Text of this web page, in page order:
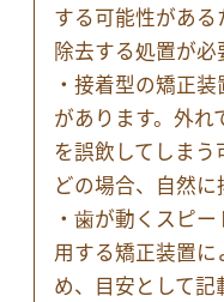
する可能性があ
除去する処置が必
・接着型の矯正
があります。外れ
を誤飲してしま
どの場合、自然に
・歯が動くスピ
用する矯正装置
め、目安として